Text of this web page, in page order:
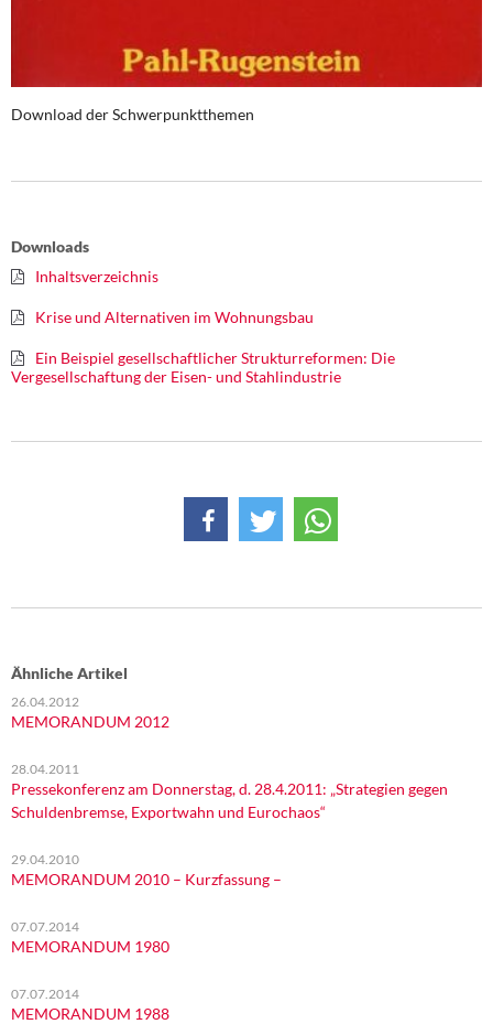
Download der Schwerpunktthemen
Downloads
Inhaltsverzeichnis
Krise und Alternativen im Wohnungsbau
Ein Beispiel gesellschaftlicher Strukturreformen: Die
Vergesellschaftung der Eisen- und Stahlindustrie
Ähnliche Artikel
26.04.2012
MEMORANDUM 2012
28.04.2011
Pressekonferenz am Donnerstag, d. 28.4.2011: „Strategien gegen
Schuldenbremse, Exportwahn und Eurochaos“
29.04.2010
MEMORANDUM 2010 – Kurzfassung –
07.07.2014
MEMORANDUM 1980
07.07.2014
MEMORANDUM 1988